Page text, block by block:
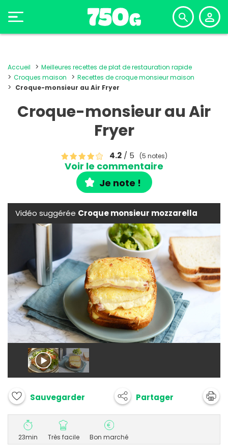
Accueil
Meilleures recettes de plat de restauration rapide
Croques maison
Recettes de croque monsieur maison
Croque-monsieur au Air Fryer
Croque-monsieur au Air
Fryer
4.2/ 5 (5 notes)
Voir le commentaire
Je note !
Vidéo suggérée Croque monsieur mozzarella
Sauvegarder Partager
23min Très facile Bon marché